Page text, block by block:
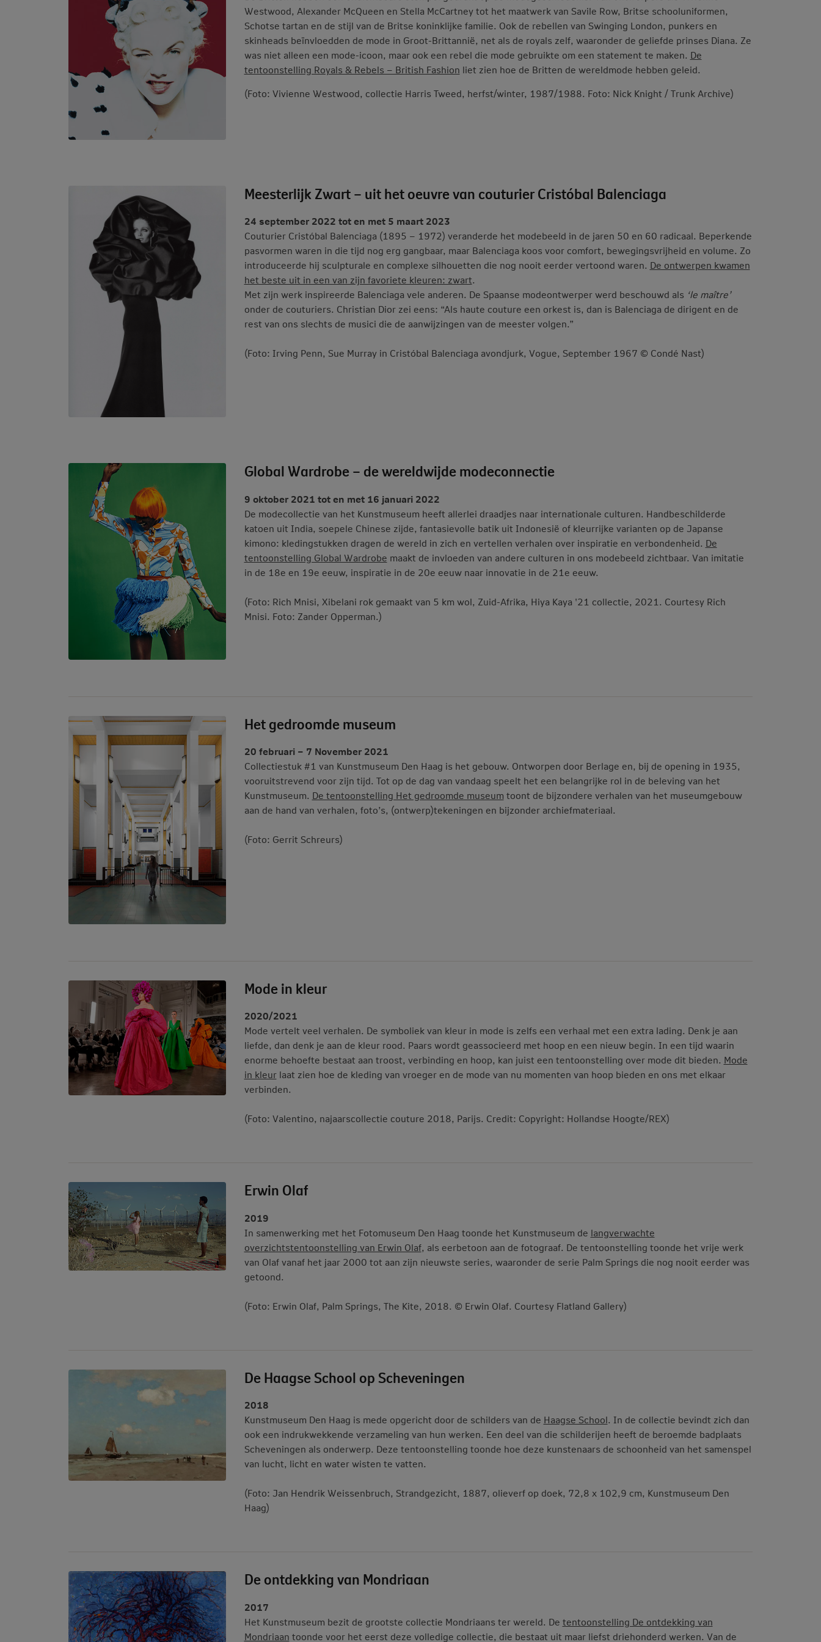
Westwood, Alexander McQueen en Stella McCartney tot het maatwerk van Savile Row, Britse schooluniformen,
Schotse tartan en de stijl van de Britse koninklijke familie. Ook de rebellen van Swinging London, punkers en
skinheads beïnvloedden de mode in Groot-Brittannië, net als de royals zelf, waaronder de geliefde prinses Diana. Ze
was niet alleen een mode-icoon, maar ook een rebel die mode gebruikte om een statement te maken. De
tentoonstelling Royals & Rebels – British Fashion liet zien hoe de Britten de wereldmode hebben geleid.
(Foto: Vivienne Westwood, collectie Harris Tweed, herfst/winter, 1987/1988. Foto: Nick Knight / Trunk Archive)
Meesterlijk Zwart – uit het oeuvre van couturier Cristóbal Balenciaga
24 september 2022 tot en met 5 maart 2023
Couturier Cristóbal Balenciaga (1895 – 1972) veranderde het modebeeld in de jaren 50 en 60 radicaal. Beperkende
pasvormen waren in die tijd nog erg gangbaar, maar Balenciaga koos voor comfort, bewegingsvrijheid en volume. Zo
introduceerde hij sculpturale en complexe silhouetten die nog nooit eerder vertoond waren. De ontwerpen kwamen
het beste uit in een van zijn favoriete kleuren: zwart.
Met zijn werk inspireerde Balenciaga vele anderen. De Spaanse modeontwerper werd beschouwd als ‘le maître’
onder de couturiers. Christian Dior zei eens: “Als haute couture een orkest is, dan is Balenciaga de dirigent en de
rest van ons slechts de musici die de aanwijzingen van de meester volgen.”
(Foto: Irving Penn, Sue Murray in Cristóbal Balenciaga avondjurk, Vogue, September 1967 © Condé Nast)
Global Wardrobe – de wereldwijde modeconnectie
9 oktober 2021 tot en met 16 januari 2022
De modecollectie van het Kunstmuseum heeft allerlei draadjes naar internationale culturen. Handbeschilderde
katoen uit India, soepele Chinese zijde, fantasievolle batik uit Indonesië of kleurrijke varianten op de Japanse
kimono: kledingstukken dragen de wereld in zich en vertellen verhalen over inspiratie en verbondenheid. De
tentoonstelling Global Wardrobe maakt de invloeden van andere culturen in ons modebeeld zichtbaar. Van imitatie
in de 18e en 19e eeuw, inspiratie in de 20e eeuw naar innovatie in de 21e eeuw.
(Foto: Rich Mnisi, Xibelani rok gemaakt van 5 km wol, Zuid-Afrika, Hiya Kaya '21 collectie, 2021. Courtesy Rich
Mnisi. Foto: Zander Opperman.)
Het gedroomde museum
20 februari – 7 November 2021
Collectiestuk #1 van Kunstmuseum Den Haag is het gebouw. Ontworpen door Berlage en, bij de opening in 1935,
vooruitstrevend voor zijn tijd. Tot op de dag van vandaag speelt het een belangrijke rol in de beleving van het
Kunstmuseum. De tentoonstelling Het gedroomde museum toont de bijzondere verhalen van het museumgebouw
aan de hand van verhalen, foto’s, (ontwerp)tekeningen en bijzonder archiefmateriaal.
(Foto: Gerrit Schreurs)
Mode in kleur
2020/2021
Mode vertelt veel verhalen. De symboliek van kleur in mode is zelfs een verhaal met een extra lading. Denk je aan
liefde, dan denk je aan de kleur rood. Paars wordt geassocieerd met hoop en een nieuw begin. In een tijd waarin
enorme behoefte bestaat aan troost, verbinding en hoop, kan juist een tentoonstelling over mode dit bieden. Mode
in kleurlaat zien hoe de kleding van vroeger en de mode van nu momenten van hoop bieden en ons met elkaar
verbinden.
(Foto: Valentino, najaarscollectie couture 2018, Parijs. Credit: Copyright: Hollandse Hoogte/REX)
Erwin Olaf
2019
In samenwerking met het Fotomuseum Den Haag toonde het Kunstmuseum de langverwachte
overzichtstentoonstelling van Erwin Olaf, als eerbetoon aan de fotograaf. De tentoonstelling toonde het vrije werk
van Olaf vanaf het jaar 2000 tot aan zijn nieuwste series, waaronder de serie Palm Springs die nog nooit eerder was
getoond.
(Foto: Erwin Olaf, Palm Springs, The Kite, 2018. © Erwin Olaf. Courtesy Flatland Gallery)
De Haagse School op Scheveningen
2018
Kunstmuseum Den Haag is mede opgericht door de schilders van de Haagse School. In de collectie bevindt zich dan
ook een indrukwekkende verzameling van hun werken. Een deel van die schilderijen heeft de beroemde badplaats
Scheveningen als onderwerp. Deze tentoonstelling toonde hoe deze kunstenaars de schoonheid van het samenspel
van lucht, licht en water wisten te vatten.
(Foto: Jan Hendrik Weissenbruch, Strandgezicht, 1887, olieverf op doek, 72,8 x 102,9 cm, Kunstmuseum Den
Haag)
De ontdekking van Mondriaan
2017
Het Kunstmuseum bezit de grootste collectie Mondriaans ter wereld. De tentoonstelling De ontdekking van
Mondriaan toonde voor het eerst deze volledige collectie, die bestaat uit maar liefst driehonderd werken. Van de